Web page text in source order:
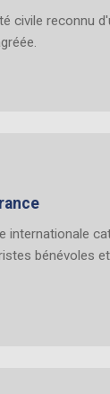
civile reconnu
internationale
bénévoles